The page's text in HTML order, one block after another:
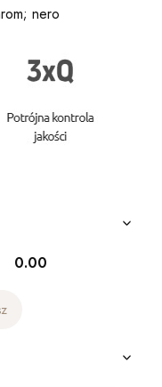
nero
0.00